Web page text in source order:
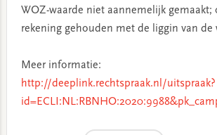
WOZ-waarde niet aannemelijk gemaakt;
rekening gehouden met de liggin van de
Meer informatie:
http://deeplink.rechtspraak.nl/uitspraak?